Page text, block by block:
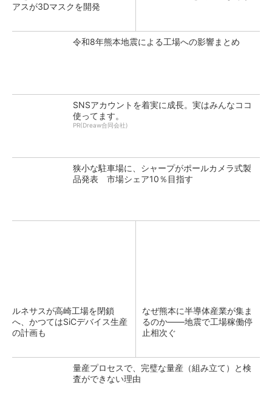
アスが3Dマスクを開発
令和8年熊本地震による工場への影響まとめ
SNSアカウントを着実に成長。実はみんなココ
使ってます。
PR(Dreaw合同会社)
狭小な駐車場に、シャープがポールカメラ式製
品発表 市場シェア10％目指す
ルネサスが高崎工場を閉鎖
へ、かつてはSiCデバイス生産
の計画も
なぜ熊本に半導体産業が集ま
るのか――地震で工場稼働停
止相次ぐ
量産プロセスで、完璧な量産（組み立て）と検
査ができない理由